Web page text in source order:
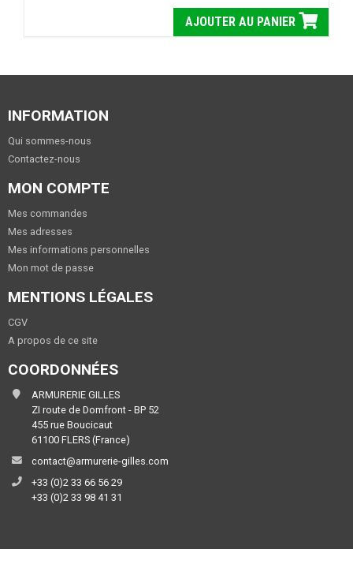
AJOUTER AU PANIER
INFORMATION
Qui sommes-nous
Contactez-nous
MON COMPTE
Mes commandes
Mes adresses
Mes informations personnelles
Mon mot de passe
MENTIONS LÉGALES
CGV
A propos de ce site
COORDONNÉES
ARMURERIE GILLES
ZI route de Domfront - BP 52
455 rue Boucicaut
61100 FLERS (France)
contact@armurerie-gilles.com
+33 (0)2 33 66 56 29
+33 (0)2 33 98 41 31